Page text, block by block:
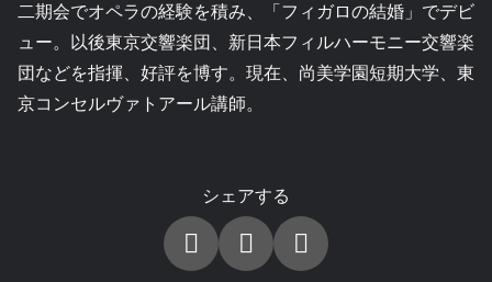
二期会でオペラの経験を積み、「フィガロの結婚」でデビ
ュー。以後東京交響楽団、新日本フィルハーモニー交響楽
団などを指揮、好評を博す。現在、尚美学園短期大学、東
京コンセルヴァトアール講師。
シェアする